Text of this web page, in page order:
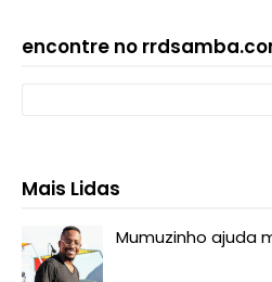
encontre no
Mais Lidas
Mumuzinho ajuda